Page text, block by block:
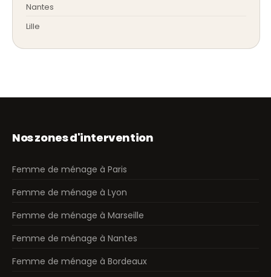
Nantes
Lille
Nos zones d'intervention
Femme de ménage à Paris
Femme de ménage à Lyon
Femme de ménage à Marseille
Femme de ménage à Nantes
Femme de ménage à Bordeaux